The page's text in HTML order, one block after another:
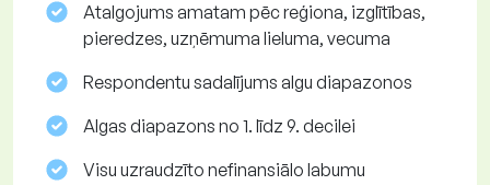
Atalgojums amatam pēc reģiona, izglītības,
pieredzes, uzņēmuma lieluma, vecuma
Respondentu sadalījums algu diapazonos
Algas diapazons no 1. līdz 9. decilei
Visu uzraudzīto nefinansiālo labumu